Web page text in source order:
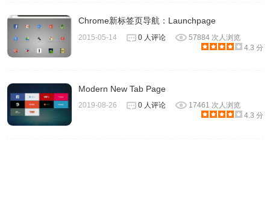
5.使用分类名一键访问分类下所有站点：点击9个分类中任意
分类名，在弹层中点击“确认”，即可，如图所示：
Chrome新标签页导航：Launchpage
2015-05-14 0 人评论
57884 次人浏览
4.3 分
Modern New Tab Page
2019-08-26 0 人评论
17461 次人浏览
4.3 分